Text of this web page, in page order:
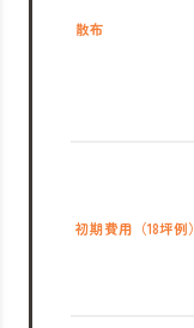
散布
初期費用（18坪例）